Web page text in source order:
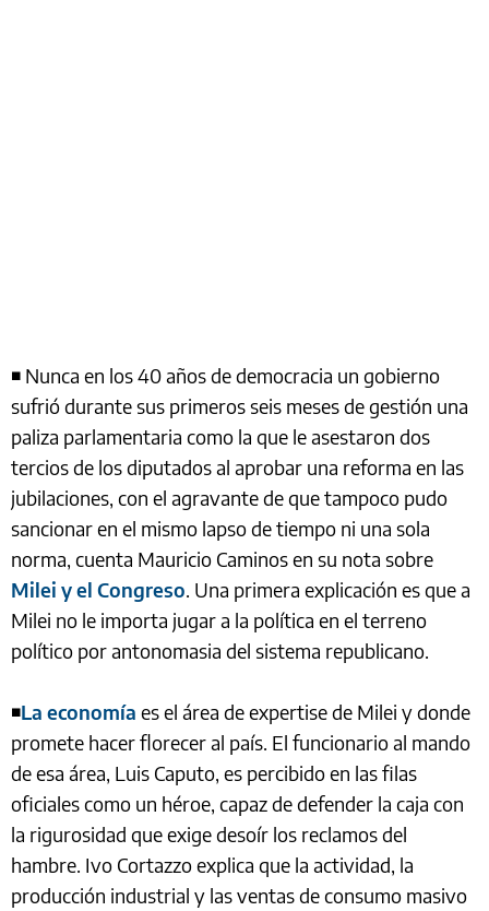
◾ Nunca en los 40 años de democracia un gobierno
sufrió durante sus primeros seis meses de gestión una
paliza parlamentaria como la que le asestaron dos
tercios de los diputados al aprobar una reforma en las
jubilaciones, con el agravante de que tampoco pudo
sancionar en el mismo lapso de tiempo ni una sola
norma, cuenta Mauricio Caminos en su nota sobre
Milei y el Congreso. Una primera explicación es que a
Milei no le importa jugar a la política en el terreno
político por antonomasia del sistema republicano.
◾La economía es el área de expertise de Milei y donde
promete hacer florecer al país. El funcionario al mando
de esa área, Luis Caputo, es percibido en las filas
oficiales como un héroe, capaz de defender la caja con
la rigurosidad que exige desoír los reclamos del
hambre. Ivo Cortazzo explica que la actividad, la
producción industrial y las ventas de consumo masivo